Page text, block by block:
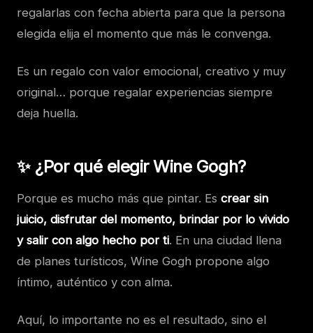
regalarlas con fecha abierta para que la persona
elegida elija el momento que más le convenga.
Es un regalo con valor emocional, creativo y muy
original… porque regalar experiencias siempre
deja huella.
✨ ¿Por qué elegir Wine Gogh?
Porque es mucho más que pintar. Es crear sin
juicio, disfrutar del momento, brindar por lo vivido
y salir con algo hecho por ti. En una ciudad llena
de planes turísticos, Wine Gogh propone algo
íntimo, auténtico y con alma.
Aquí, lo importante no es el resultado, sino el